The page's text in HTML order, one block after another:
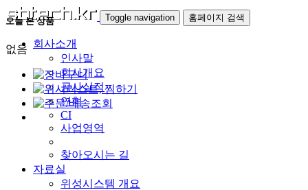
Toggle navigation 홈페이지 검색
회사소개
인사말
회사개요
공사실적
연혁
CI
사업영역
찾아오시는 길
자료실
위성시스템 개요
오늘 본 상품
없음